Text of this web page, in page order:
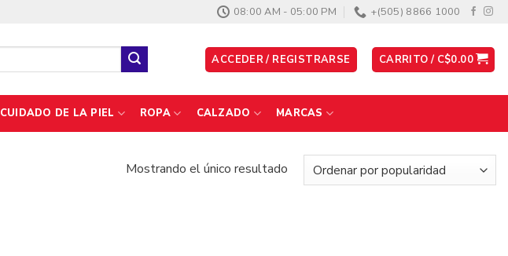
08:00 AM - 05:00 PM +(505) 8866 1000
ACCEDER / REGISTRARSE CARRITO / C$0.00
CUIDADO DE LA PIEL ROPA CALZADO MARCAS
Mostrando el único resultado